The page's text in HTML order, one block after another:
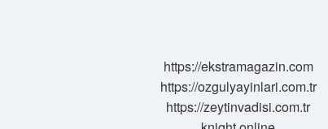
https://ekstramagazin.com
https://ozgulyayinlari.com.tr
https://zeytinvadisi.com.tr